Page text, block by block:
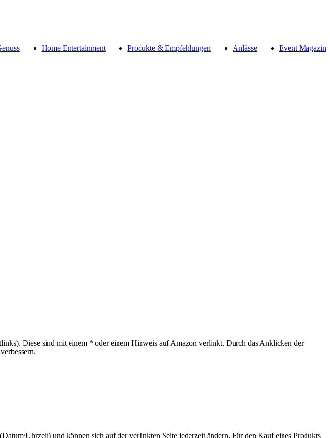
Home Entertainment Produkte & Empfehlungen Anlässe
Event Magazin
Diese sind mit einem * oder einem Hinweis auf Amazon verlinkt. Durch das Anklicken der
Uhrzeit) und können sich auf der verlinkten Seite jederzeit ändern. Für den Kauf eines Produkts